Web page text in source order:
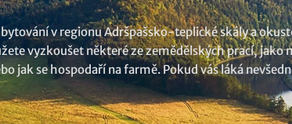
v regionu Adršpašsko-teplické skály a
vyzkoušet některé ze zemědělských prací, jako
jak se hospodaří na farmě. Pokud vás láká
si více
ubytování v lokalitě Adršpašsko-